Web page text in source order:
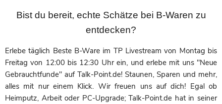
Bist du bereit, echte Schätze bei B-Waren zu
entdecken?
Erlebe täglich Beste B-Ware im TP Livestream von Montag bis
Freitag von 12:00 bis 12:30 Uhr ein, und erlebe mit uns "Neue
Gebrauchtfunde" auf Talk-Point.de! Staunen, Sparen und mehr,
alles mit nur einem Klick. Wir freuen uns auf dich! Egal ob
Heimputz, Arbeit oder PC-Upgrade; Talk-Point.de hat in seiner